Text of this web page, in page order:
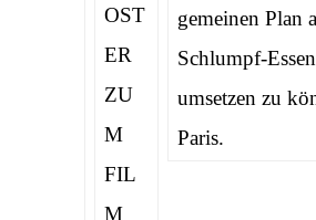
gemeinen Plan
Schlumpf-
umsetzen zu
Paris.